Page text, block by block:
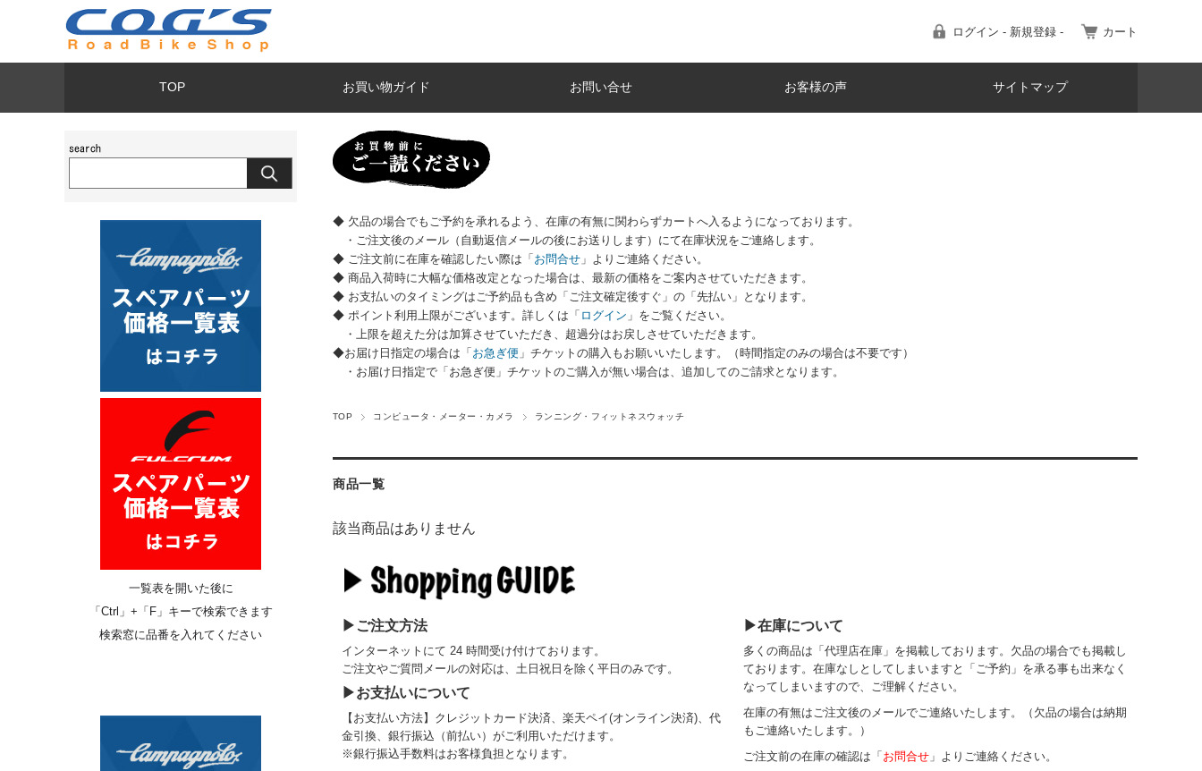
ログイン - 新規登録 - カート
TOP お買い物ガイド お問い合せ お客様の声 サイトマップ
◆ 欠品の場合でもご予約を承れるよう、在庫の有無に関わらずカートへ入るようになっております。
・ご注文後のメール（自動返信メールの後にお送りします）にて在庫状況をご連絡します。
◆ ご注文前に在庫を確認したい際は 「 お問合せ 」 よりご連絡ください。
◆ 商品入荷時に大幅な価格改定となった場合は、最新の価格をご案内させていただきます。
◆ お支払いのタイミングはご予約品も含め「ご注文確定後すぐ」の「先払い」となります。
◆ ポイント利用上限がございます。詳しくは 「 ログイン 」 をご覧ください。
・上限を超えた分は加算させていただき、超過分はお戻しさせていただきます。
◆お届け日指定の場合は「 お急ぎ便 」チケットの購入もお願いいたします。（時間指定のみの場合は不要です）
・お届け日指定で「お急ぎ便」チケットのご購入が無い場合は、追加してのご請求となります。
TOP コンピュータ・メーター・カメラ ランニング・フィットネスウォッチ
商品一覧
該当商品はありません
▶ご注文方法
インターネットにて 24 時間受け付けております。
ご注文やご質問メールの対応は、土日祝日を除く平日のみです。
▶お支払いについて
【お支払い方法】クレジットカード決済、楽天ペイ(オンライン決済)、代
金引換、銀行振込（前払い）がご利用いただけます。
※銀行振込手数料はお客様負担となります。
▶在庫について
多くの商品は「代理店在庫」を掲載しております。欠品の場合でも掲載し
ております。在庫なしとしてしまいますと「ご予約」を承る事も出来なく
なってしまいますので、ご理解ください。
在庫の有無はご注文後のメールでご連絡いたします。（欠品の場合は納期
もご連絡いたします。）
ご注文前の在庫の確認は「 お問合せ」よりご連絡ください。
一覧表を開いた後に
「 Ctrl 」+「F」キーで検索できます
検索窓に品番を入れてください